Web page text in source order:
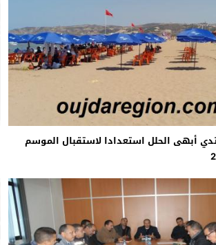
أبهى الحلل استعدادا لاستقبال الموسم